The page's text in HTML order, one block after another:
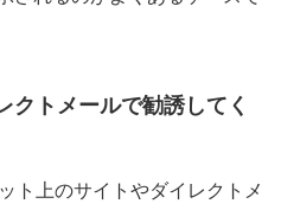
クトメールで勧誘してく
ト上のサイトやダイレクトメ